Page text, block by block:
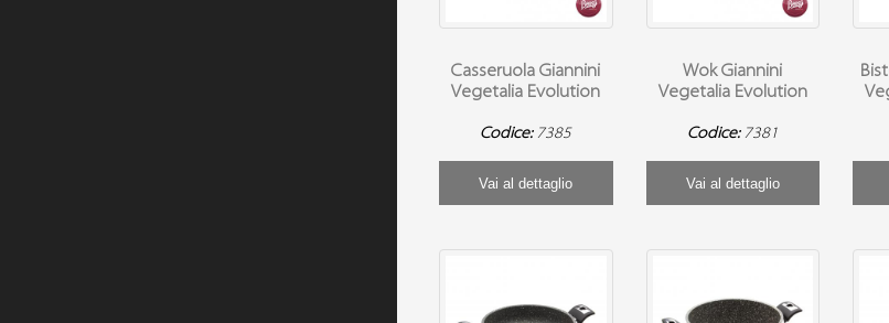
Casseruola Giannini
Vegetalia Evolution
Codice: 7385
Vai al dettaglio
Wok Giannini
Vegetalia Evolution
Codice: 7381
Vai al dettaglio